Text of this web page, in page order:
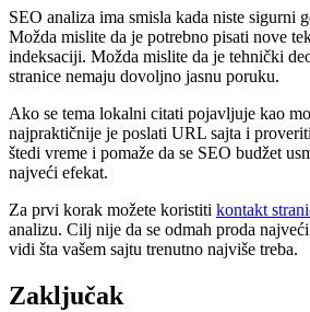
SEO analiza ima smisla kada niste sigurni
Možda mislite da je potrebno pisati nove
indeksaciji. Možda mislite da je tehnički
stranice nemaju dovoljno jasnu poruku.
Ako se tema lokalni citati pojavljuje kao
najpraktičnije je poslati URL sajta i
štedi vreme i pomaže da se SEO budžet
najveći efekat.
Za prvi korak možete koristiti kontakt
analizu. Cilj nije da se odmah proda
vidi šta vašem sajtu trenutno najviše treba.
Zaključak